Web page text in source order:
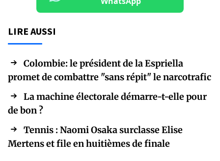
LIRE AUSSI
Colombie: le président de la Espriella
promet de combattre "sans répit" le narcotrafic
La machine électorale démarre-t-elle pour
de bon ?
Tennis : Naomi Osaka surclasse Elise
Mertens et file en huitièmes de finale